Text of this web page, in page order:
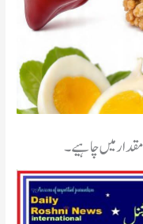
مقدار میں چاہیے۔